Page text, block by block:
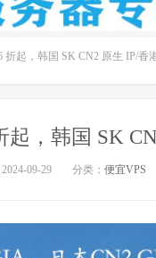
折起，韩国 SK CN2 原生 IP/香
起，韩国 SK
09-29 分类： 便宜VPS